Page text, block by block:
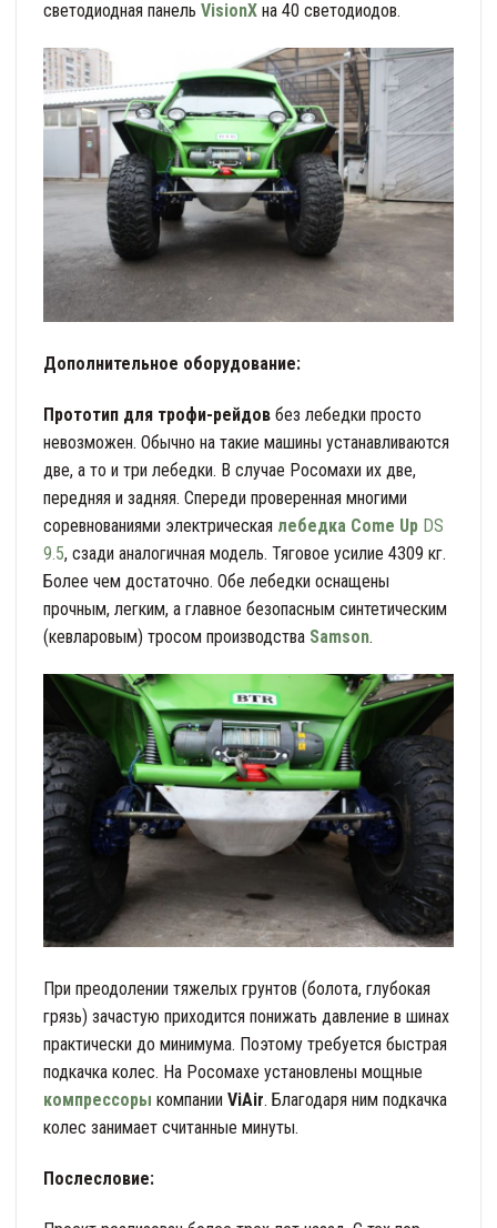
светодиодная панель VisionX на 40 светодиодов.
Дополнительное оборудование:
Прототип для трофи-рейдов без лебедки просто
невозможен. Обычно на такие машины устанавливаются
две, а то и три лебедки. В случае Росомахи их две,
передняя и задняя. Спереди проверенная многими
соревнованиями электрическая лебедка Come Up DS
9.5, сзади аналогичная модель. Тяговое усилие 4309 кг.
Более чем достаточно. Обе лебедки оснащены
прочным, легким, а главное безопасным синтетическим
(кевларовым) тросом производства Samson.
При преодолении тяжелых грунтов (болота, глубокая
грязь) зачастую приходится понижать давление в шинах
практически до минимума. Поэтому требуется быстрая
подкачка колес. На Росомахе установлены мощные
компрессоры компании ViAir. Благодаря ним подкачка
колес занимает считанные минуты.
Послесловие: